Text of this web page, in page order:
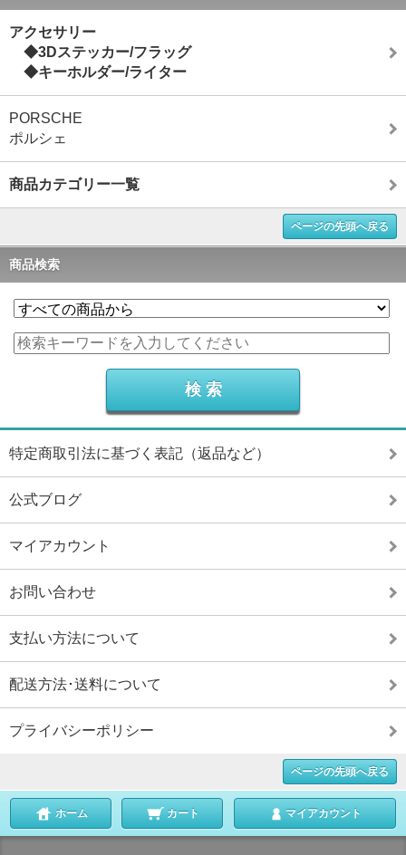
アクセサリー
◆3Dステッカー/フラッグ
◆キーホルダー/ライター
PORSCHE
ポルシェ
商品カテゴリー一覧
ページの先頭へ戻る
商品検索
特定商取引法に基づく表記（返品など）
公式ブログ
マイアカウント
お問い合わせ
支払い方法について
配送方法･送料について
プライバシーポリシー
ページの先頭へ戻る
ホーム カート マイアカウント